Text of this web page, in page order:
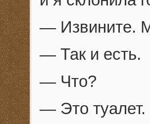
— Извините.
— Так и есть.
— Что?
— Это